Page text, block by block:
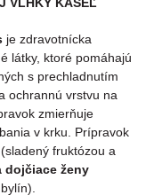
je zdravotnícka
látky, ktoré pomáhajú
s prechladnutím
ochrannú vrstvu na
zmierňuje
v krku. Prípravok
(sladený fruktózou a
dojčiace ženy